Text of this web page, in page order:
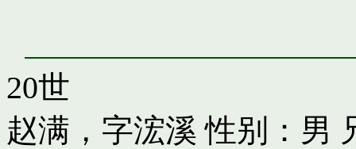
20世
赵满，字浤溪 性别：男